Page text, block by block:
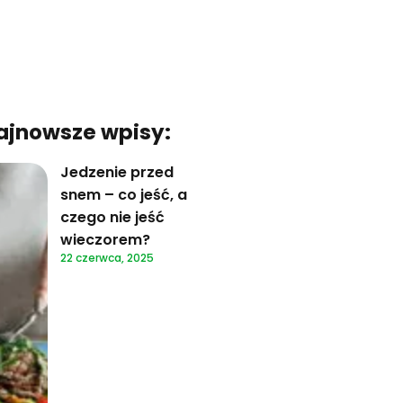
wpisy:
Jedzenie przed
snem – co jeść, a
czego nie jeść
wieczorem?
22 czerwca, 2025